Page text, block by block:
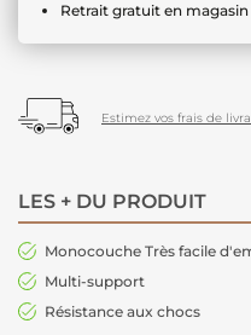
Retrait gratuit en magasin
Estimez vos frais de
LES + DU PRODUIT
Monocouche Très facile
Multi-support
Résistance aux chocs